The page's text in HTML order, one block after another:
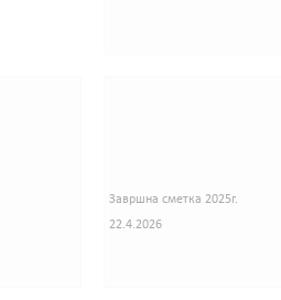
Завршна сметка 2025г.
22.4.2026